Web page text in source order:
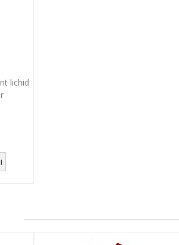
lichid